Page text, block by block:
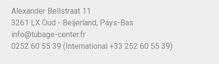
Alexander Bellstraat 11
3261 LX Oud - Beijerland, Pays-Bas
info@tubage-center.fr
0252 60 55 39 (International +33 252 60 55 39)